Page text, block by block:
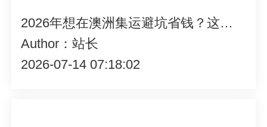
2026年想在澳洲集运避坑省钱？这些实用技巧你不能错过！
Author：站长
2026-07-14 07:18:02